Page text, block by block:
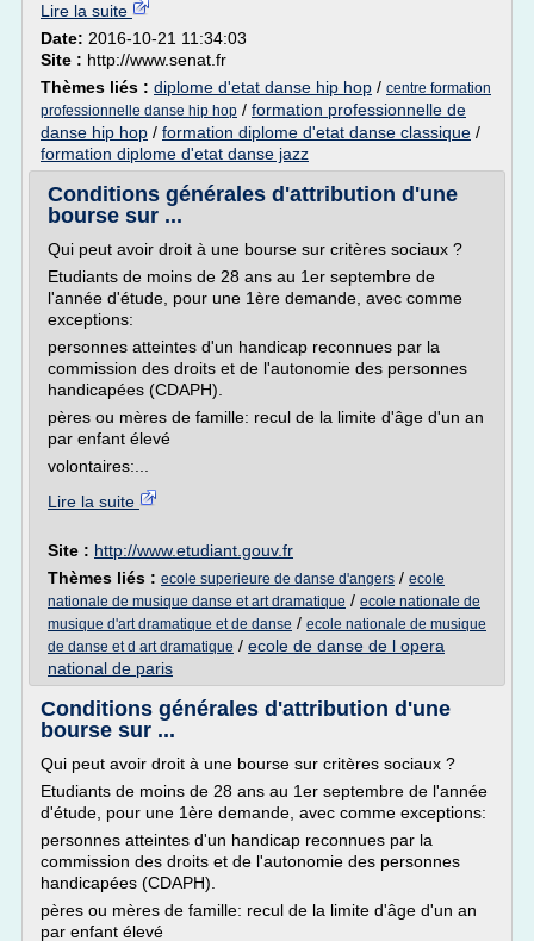
Lire la suite
Date: 2016-10-21 11:34:03
Site : http://www.senat.fr
Thèmes liés : diplome d'etat danse hip hop / centre formation
professionnelle danse hip hop / formation professionnelle de
danse hip hop / formation diplome d'etat danse classique /
formation diplome d'etat danse jazz
Conditions générales d'attribution d'une
bourse sur ...
Qui peut avoir droit à une bourse sur critères sociaux ?
Etudiants de moins de 28 ans au 1er septembre de
l'année d'étude, pour une 1ère demande, avec comme
exceptions:
personnes atteintes d'un handicap reconnues par la
commission des droits et de l'autonomie des personnes
handicapées (CDAPH).
pères ou mères de famille: recul de la limite d'âge d'un an
par enfant élevé
volontaires:...
Lire la suite
Site : http://www.etudiant.gouv.fr
Thèmes liés : ecole superieure de danse d'angers / ecole
nationale de musique danse et art dramatique / ecole nationale de
musique d'art dramatique et de danse / ecole nationale de musique
de danse et d art dramatique / ecole de danse de l opera
national de paris
Conditions générales d'attribution d'une
bourse sur ...
Qui peut avoir droit à une bourse sur critères sociaux ?
Etudiants de moins de 28 ans au 1er septembre de l'année
d'étude, pour une 1ère demande, avec comme exceptions:
personnes atteintes d'un handicap reconnues par la
commission des droits et de l'autonomie des personnes
handicapées (CDAPH).
pères ou mères de famille: recul de la limite d'âge d'un an
par enfant élevé